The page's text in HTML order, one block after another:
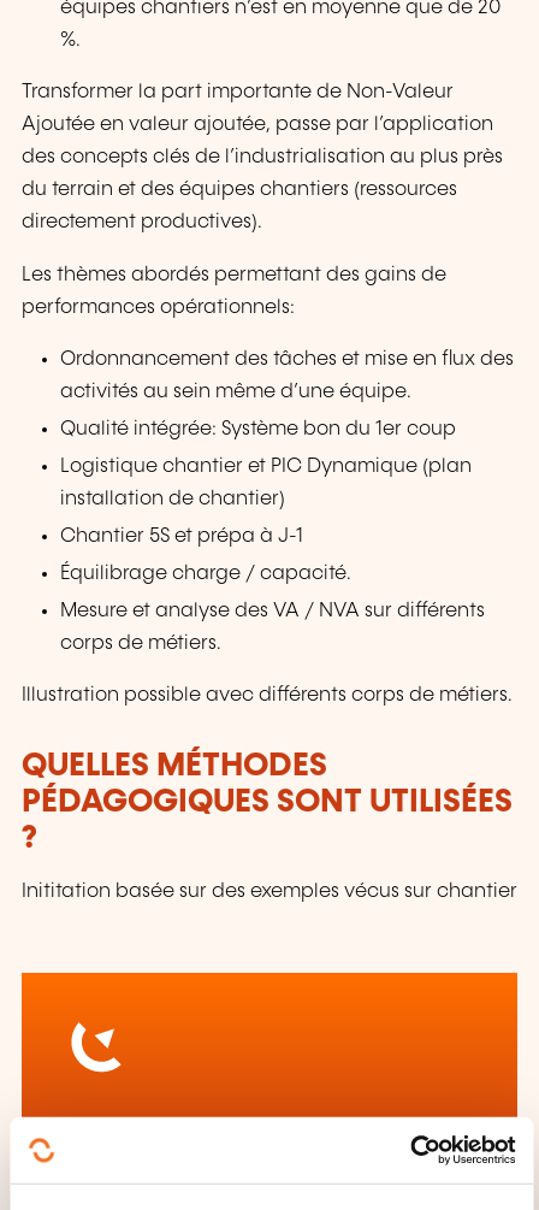
équipes chantiers n’est en moyenne que de 20
%.
Transformer la part importante de Non-Valeur
Ajoutée en valeur ajoutée, passe par l’application
des concepts clés de l’industrialisation au plus près
du terrain et des équipes chantiers (ressources
directement productives).
Les thèmes abordés permettant des gains de
performances opérationnels:
Ordonnancement des tâches et mise en flux des
activités au sein même d’une équipe.
Qualité intégrée: Système bon du 1er coup
Logistique chantier et PIC Dynamique (plan
installation de chantier)
Chantier 5S et prépa à J-1
Équilibrage charge / capacité.
Mesure et analyse des VA / NVA sur différents
corps de métiers.
Illustration possible avec différents corps de métiers.
QUELLES MÉTHODES
PÉDAGOGIQUES SONT UTILISÉES
?
Inititation basée sur des exemples vécus sur chantier
l’organisme de formation